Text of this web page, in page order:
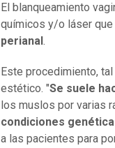
El blanqueamiento
químicos y/o láser que
perianal.
Este procedimiento,
estético. "Se suele
los muslos por varias
condiciones
a las pacientes para